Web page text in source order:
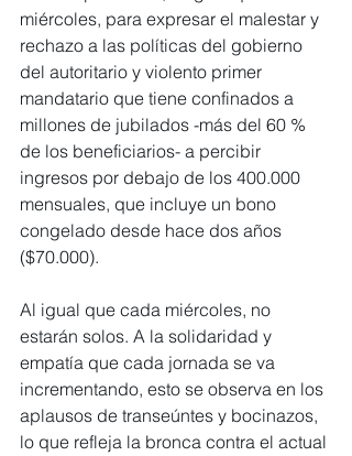
miércoles, para expresar el malestar y
rechazo a las políticas del gobierno
del autoritario y violento primer
mandatario que tiene confinados a
millones de jubilados -más del 60 %
de los beneficiarios- a percibir
ingresos por debajo de los 400.000
mensuales, que incluye un bono
congelado desde hace dos años
($70.000).
Al igual que cada miércoles, no
estarán solos. A la solidaridad y
empatía que cada jornada se va
incrementando, esto se observa en los
aplausos de transeúntes y bocinazos,
lo que refleja la bronca contra el actual